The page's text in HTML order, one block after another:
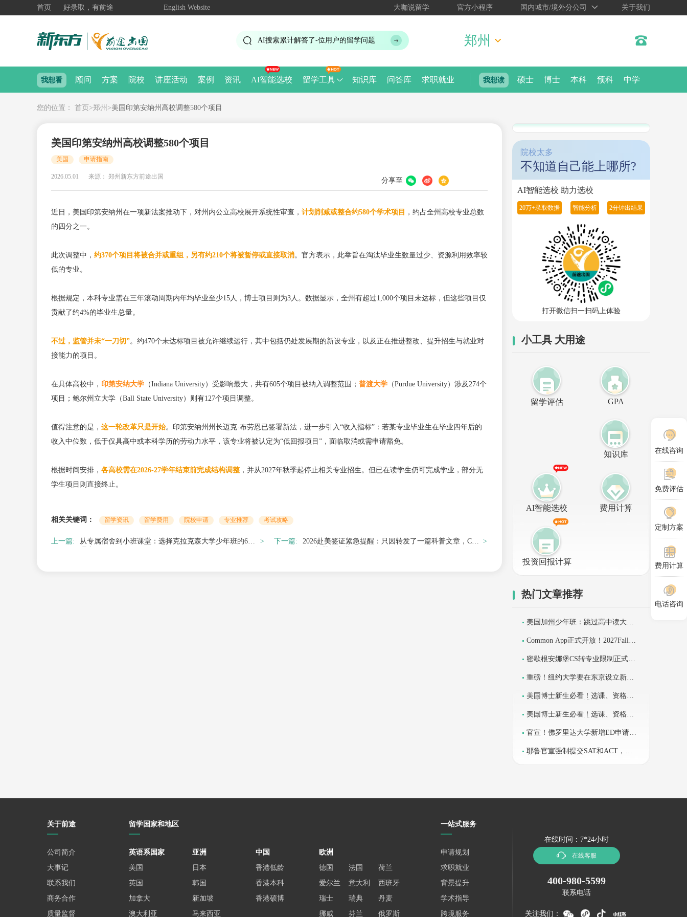
首页 好录取，有前途 English Website 大咖说留学 官方小程序 国内城市/境外分公司 关于我们
AI搜索累计解答了-位用户的留学问题 郑州
我想看 顾问 方案 院校 讲座活动 案例 资讯 AI智能选校 留学工具 知识库 问答库 求职就业 我想读 硕士 博士 本科 预科 中学
您的位置： 首页 >郑州 >美国印第安纳州高校调整580个项目
美国印第安纳州高校调整580个项目
美国 申请指南
2026.05.01 来源： 郑州新东方前途出国 分享至
近日，美国印第安纳州在一项新法案推动下，对州内公立高校展开系统性审查， 计划削减或整合约580个学术项目 ，约占全州高校专业总数
的四分之一。
此次调整中， 约370个项目将被合并或重组，另有约210个将被暂停或直接取消。官方表示，此举旨在淘汰毕业生数量过少、资源利用效率较
低的专业。
根据规定，本科专业需在三年滚动周期内年均毕业至少15人，博士项目则为3人。数据显示，全州有超过1,000个项目未达标，但这些项目仅
贡献了约4%的毕业生总量。
不过，监管并未“一刀切”。约470个未达标项目被允许继续运行，其中包括仍处发展期的新设专业，以及正在推进整改、提升招生与就业对
接能力的项目。
在具体高校中， 印第安纳大学 （Indiana University）受影响最大，共有605个项目被纳入调整范围； 普渡大学 （Purdue University）涉及274个
项目；鲍尔州立大学（Ball State University）则有127个项目调整。
值得注意的是， 这一轮改革只是开始。印第安纳州州长迈克·布劳恩已签署新法，进一步引入“收入指标”：若某专业毕业生在毕业四年后的
收入中位数，低于仅具高中或本科学历的劳动力水平，该专业将被认定为“低回报项目”，面临取消或需申请豁免。
根据时间安排， 各高校需在2026-27学年结束前完成结构调整 ，并从2027年秋季起停止相关专业招生。但已在读学生仍可完成学业，部分无
学生项目则直接终止。
相关关键词： 留学资讯 留学费用 院校申请 专业推荐 考试攻略
上一篇:
从专属宿舍到小班课堂：选择克拉克森大学少年班的6个
2026赴美签证紧急提醒：只因转发了一篇科普文章，CM
下一篇:
院校太多
不知道自己能上哪所?
AI智能选校 助力选校
20万+录取数据 智能分析 2分钟出结果
打开微信扫一扫码上体验
小工具 大用途
留学评估 GPA
知识库
AI智能选校 费用计算
投资回报计算
热门文章推荐
美国加州少年班：跳过高中读大
Common App正式开放！2027Fall美
密歇根安娜堡CS转专业限制正式解
重磅！纽约大学要在东京设立新校
美国博士新生必看！选课、资格考
美国博士新生必看！选课、资格考
官宣！佛罗里达大学新增ED申请轮
耶鲁官宣强制提交SAT和ACT，藤
在线咨询
免费评估
定制方案
费用计算
电话咨询
关于前途
公司简介
大事记
联系我们
商务合作
质量监督
留学国家和地区
英语系国家
美国
英国
加拿大
澳大利亚
亚洲
日本
韩国
新加坡
马来西亚
中国
香港低龄
香港本科
香港硕博
欧洲
德国
法国
荷兰
爱尔兰
意大利
西班牙
瑞士
瑞典
丹麦
挪威
芬兰 俄罗斯
一站式服务
申请规划
求职就业
背景提升
学术指导
跨境服务
在线时间：7*24小时
在线客服
400-980-5599
联系电话
关注我们：